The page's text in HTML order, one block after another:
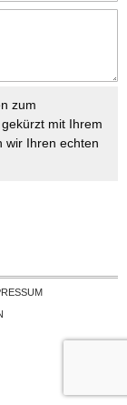
zum
mit Ihrem
wir Ihren echten